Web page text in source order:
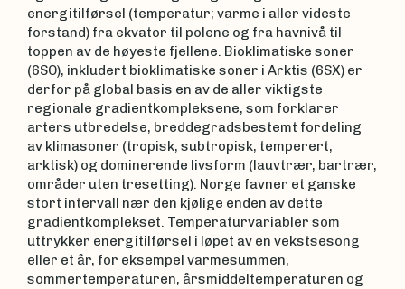
energitilførsel (temperatur; varme i aller videste
forstand) fra ekvator til polene og fra havnivå til
toppen av de høyeste fjellene. Bioklimatiske soner
(6SO), inkludert bioklimatiske soner i Arktis (6SX) er
derfor på global basis en av de aller viktigste
regionale gradientkompleksene, som forklarer
arters utbredelse, breddegradsbestemt fordeling
av klimasoner (tropisk, subtropisk, temperert,
arktisk) og dominerende livsform (lauvtrær, bartrær,
områder uten tresetting). Norge favner et ganske
stort intervall nær den kjølige enden av dette
gradientkomplekset. Temperaturvariabler som
uttrykker energitilførsel i løpet av en vekstsesong
eller et år, for eksempel varmesummen,
sommertemperaturen, årsmiddeltemperaturen og